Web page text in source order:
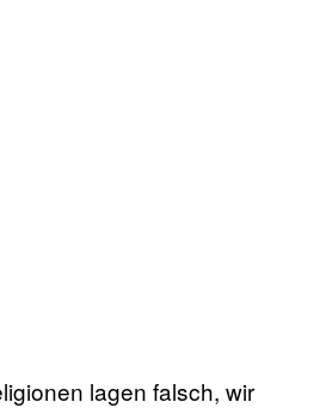
lagen falsch, wir